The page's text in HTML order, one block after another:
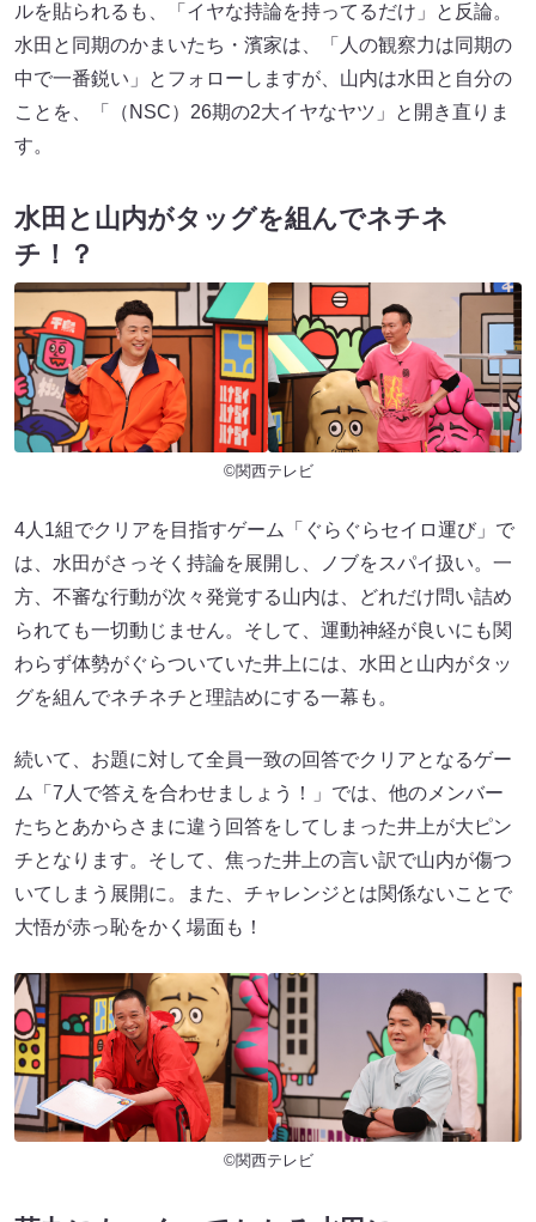
ルを貼られるも、「イヤな持論を持ってるだけ」と反論。
水田と同期のかまいたち・濱家は、「人の観察力は同期の
中で一番鋭い」とフォローしますが、山内は水田と自分の
ことを、「（NSC）26期の2大イヤなヤツ」と開き直りま
す。
水田と山内がタッグを組んでネチネ
チ！？
©関西テレビ
4人1組でクリアを目指すゲーム「ぐらぐらセイロ運び」で
は、水田がさっそく持論を展開し、ノブをスパイ扱い。一
方、不審な行動が次々発覚する山内は、どれだけ問い詰め
られても一切動じません。そして、運動神経が良いにも関
わらず体勢がぐらついていた井上には、水田と山内がタッ
グを組んでネチネチと理詰めにする一幕も。
続いて、お題に対して全員一致の回答でクリアとなるゲー
ム「7人で答えを合わせましょう！」では、他のメンバー
たちとあからさまに違う回答をしてしまった井上が大ピン
チとなります。そして、焦った井上の言い訳で山内が傷つ
いてしまう展開に。また、チャレンジとは関係ないことで
大悟が赤っ恥をかく場面も！
©関西テレビ